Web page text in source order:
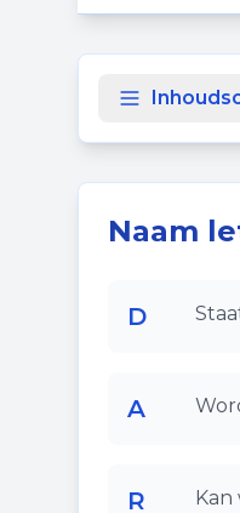
Naam
D
A
R Kan